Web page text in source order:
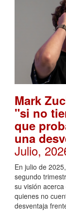
Mark
"si no
que
una
Julio,
En julio de
segundo
su visión
quienes no
desventaja